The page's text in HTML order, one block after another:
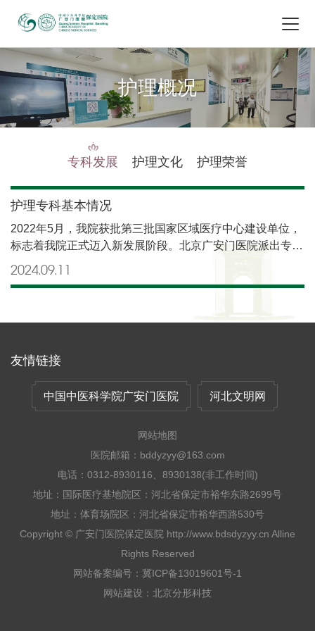
护理概况
专科发展 护理文化 护理荣誉
护理专科基本情况
2022年5月，我院获批第三批国家区域医疗中心建设单位，
标志着我院正式迈入新发展阶段。北京广安门医院派出专家
到我院长期驻点开展包括专科建设、业务指导、科研教学及
2024.09
友情链接
中国中医科学院广安门医院 河北文明网
网站地图
医院邮箱：bddyzyy@163.com
电话：0312-8930116、8930138(非工作时间)
地址：国际医疗基地院区：河北省保定市裕华东路2699号
地址：体育场院区：河北省保定市裕华西路530号
Copyright © 广安门医院保定医院 http://www.bdsdyzyy.cn Alline
Rights Reserved
网站备案编号：冀ICP备13019601号-1
网站建设 ： 北京分形科技